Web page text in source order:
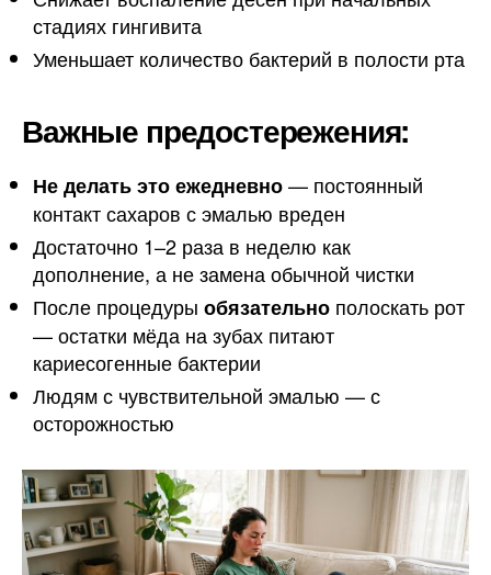
стадиях гингивита
Уменьшает количество бактерий в полости рта
Важные предостережения:
Не делать это ежедневно— постоянный
контакт сахаров с эмалью вреден
Достаточно 1–2 раза в неделю как
дополнение, а не замена обычной чистки
После процедуры обязательно полоскать рот
— остатки мёда на зубах питают
кариесогенные бактерии
Людям с чувствительной эмалью — с
осторожностью